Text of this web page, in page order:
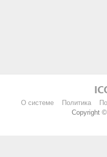
О системе Политика
Copyright